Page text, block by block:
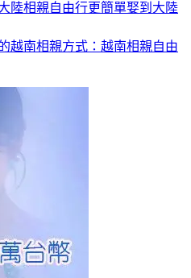
陸相親自由行更簡單娶到大陸
越南相親方式：越南相親自由